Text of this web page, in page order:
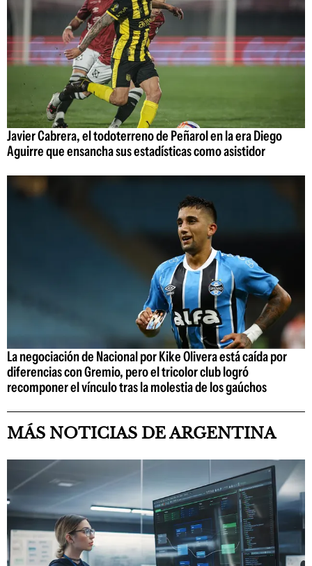
Javier Cabrera, el todoterreno de Peñarol en la era Diego
Aguirre que ensancha sus estadísticas como asistidor
La negociación de Nacional por Kike Olivera está caída por
diferencias con Gremio, pero el tricolor club logró
recomponer el vínculo tras la molestia de los gaúchos
MÁS NOTICIAS DE ARGENTINA